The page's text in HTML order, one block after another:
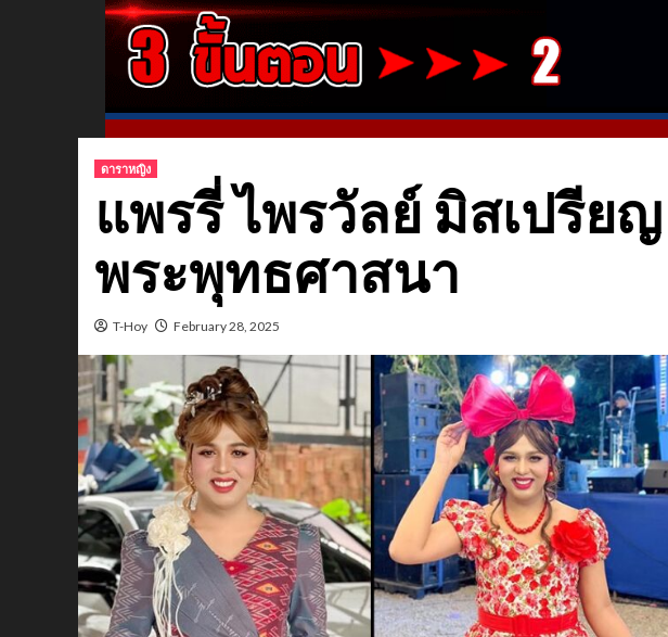
ดาราหญิง
แพรรี่ ไพรวัลย์ มิสเปรีย
พระพุทธศาสนา
T-Hoy February 28, 2025